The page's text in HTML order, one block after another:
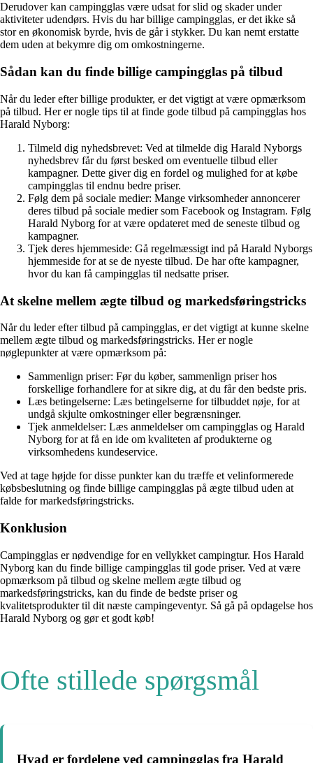
Derudover kan campingglas være udsat for slid og skader under
aktiviteter udendørs. Hvis du har billige campingglas, er det ikke så
stor en økonomisk byrde, hvis de går i stykker. Du kan nemt erstatte
dem uden at bekymre dig om omkostningerne.
Sådan kan du finde billige campingglas på tilbud
Når du leder efter billige produkter, er det vigtigt at være opmærksom
på tilbud. Her er nogle tips til at finde gode tilbud på campingglas hos
Harald Nyborg:
Tilmeld dig nyhedsbrevet: Ved at tilmelde dig Harald Nyborgs
nyhedsbrev får du først besked om eventuelle tilbud eller
kampagner. Dette giver dig en fordel og mulighed for at købe
campingglas til endnu bedre priser.
Følg dem på sociale medier: Mange virksomheder annoncerer
deres tilbud på sociale medier som Facebook og Instagram. Følg
Harald Nyborg for at være opdateret med de seneste tilbud og
kampagner.
Tjek deres hjemmeside: Gå regelmæssigt ind på Harald Nyborgs
hjemmeside for at se de nyeste tilbud. De har ofte kampagner,
hvor du kan få campingglas til nedsatte priser.
At skelne mellem ægte tilbud og markedsføringstricks
Når du leder efter tilbud på campingglas, er det vigtigt at kunne skelne
mellem ægte tilbud og markedsføringstricks. Her er nogle
nøglepunkter at være opmærksom på:
Sammenlign priser: Før du køber, sammenlign priser hos
forskellige forhandlere for at sikre dig, at du får den bedste pris.
Læs betingelserne: Læs betingelserne for tilbuddet nøje, for at
undgå skjulte omkostninger eller begrænsninger.
Tjek anmeldelser: Læs anmeldelser om campingglas og Harald
Nyborg for at få en ide om kvaliteten af produkterne og
virksomhedens kundeservice.
Ved at tage højde for disse punkter kan du træffe et velinformerede
købsbeslutning og finde billige campingglas på ægte tilbud uden at
falde for markedsføringstricks.
Konklusion
Campingglas er nødvendige for en vellykket campingtur. Hos Harald
Nyborg kan du finde billige campingglas til gode priser. Ved at være
opmærksom på tilbud og skelne mellem ægte tilbud og
markedsføringstricks, kan du finde de bedste priser og
kvalitetsprodukter til dit næste campingeventyr. Så gå på opdagelse hos
Harald Nyborg og gør et godt køb!
Ofte stillede spørgsmål
Hvad er fordelene ved campingglas fra Harald